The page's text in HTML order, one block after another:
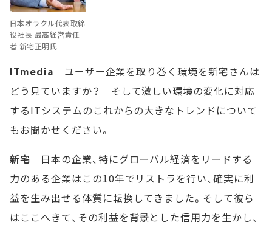
日本オラクル代表取締
役社長 最高経営責任
者 新宅正明氏
ITmedia ユーザー企業を取り巻く環境を新宅さんは
どう見ていますか？ そして激しい環境の変化に対応
するITシステムのこれからの大きなトレンドについて
もお聞かせください。
新宅 日本の企業、特にグローバル経済をリードする
力のある企業はこの10年でリストラを行い、確実に利
益を生み出せる体質に転換してきました。そして彼ら
はここへきて、その利益を背景とした信用力を生かし、